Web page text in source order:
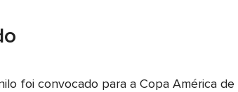
foi convocado para a Copa América